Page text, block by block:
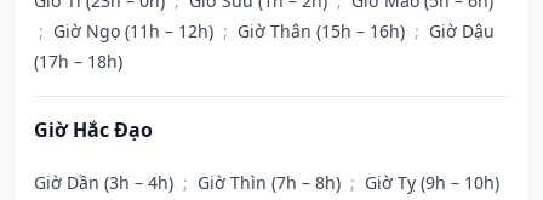
; Giờ Ngọ (11h – 12h) ; Giờ Thân (15h – 16h) ; Giờ Dậu
(17h – 18h)
Giờ Hắc Đạo
Giờ Dần (3h – 4h) ; Giờ Thìn (7h – 8h) ; Giờ Tỵ (9h – 10h)